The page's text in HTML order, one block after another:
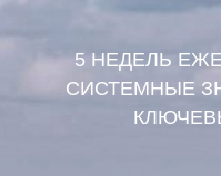
5 НЕДЕЛЬ
СИСТЕМНЫЕ